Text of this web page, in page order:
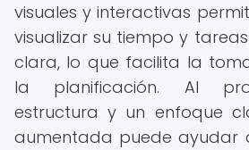
visuales y interactivas
visualizar su tiempo y
clara, lo que facilita la
la planificación. Al
estructura y un enfoque
aumentada puede ayudar